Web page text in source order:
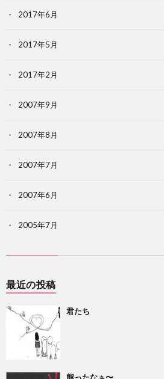
2017年6月
2017年5月
2017年2月
2007年9月
2007年8月
2007年7月
2007年6月
2005年7月
最近の投稿
君たち
熊ったなぁ〜